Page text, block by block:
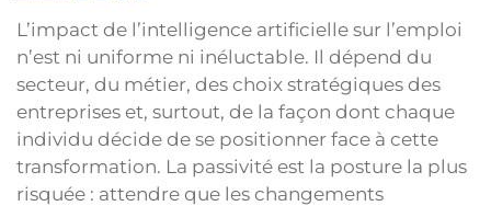
L’impact de l’intelligence artificielle sur l’emploi
n’est ni uniforme ni inéluctable. Il dépend du
secteur, du métier, des choix stratégiques des
entreprises et, surtout, de la façon dont chaque
individu décide de se positionner face à cette
transformation. La passivité est la posture la plus
risquée : attendre que les changements